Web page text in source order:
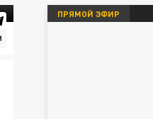
ПРЯМОЙ ЭФИР